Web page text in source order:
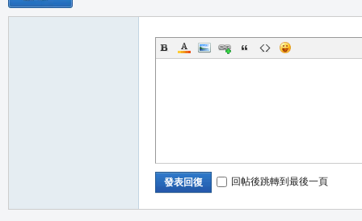
發表回復 回帖後跳轉到最後一頁